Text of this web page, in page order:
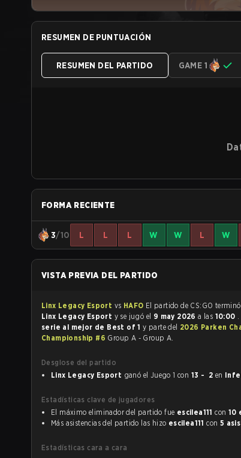
RESUMEN DE PUNTUACIÓN
RESUMEN DEL PARTIDO GAME 1
FORMA RECIENTE
3/10 L L L W W L W
VISTA PREVIA DEL PARTIDO
Linx Legacy Esport vs HAFO El partido de CS:GO terminó
Linx Legacy Esport y se jugó el 9 may 2026a las 10:00
serie al mejor de Best of 1y parte del 2026 Parken
Championship #6 Group A - Group A.
Desglose del partido
Linx Legacy Esport
ganó el Juego 1 con 13 - 2 en
Estadísticas clave de jugadores
El máximo eliminador del partido fue escilea111 con 10
Más asistencias del partido las hizo escilea111 con 5
Estadísticas cara a cara